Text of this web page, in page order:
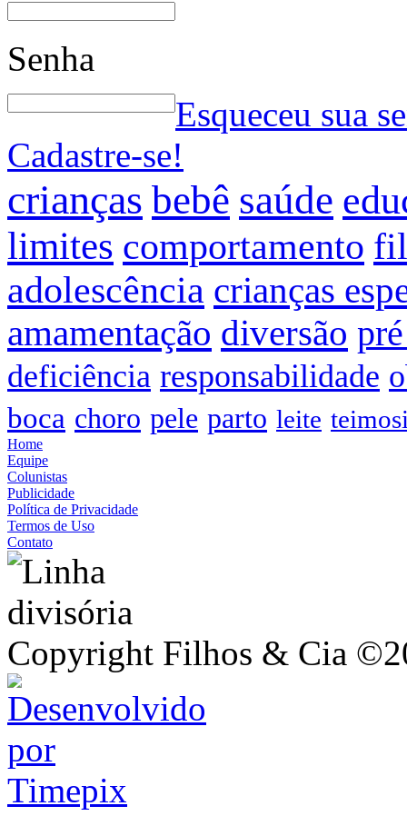
Senha
Esqueceu sua
Cadastre-se!
crianças bebê saúde
limites comportamento
adolescência crianças
amamentação diversão
deficiência responsabilidade
boca choro pele parto leite
Home
Equipe
Colunistas
Publicidade
Política de Privacidade
Termos de Uso
Contato
Copyright Filhos & Cia